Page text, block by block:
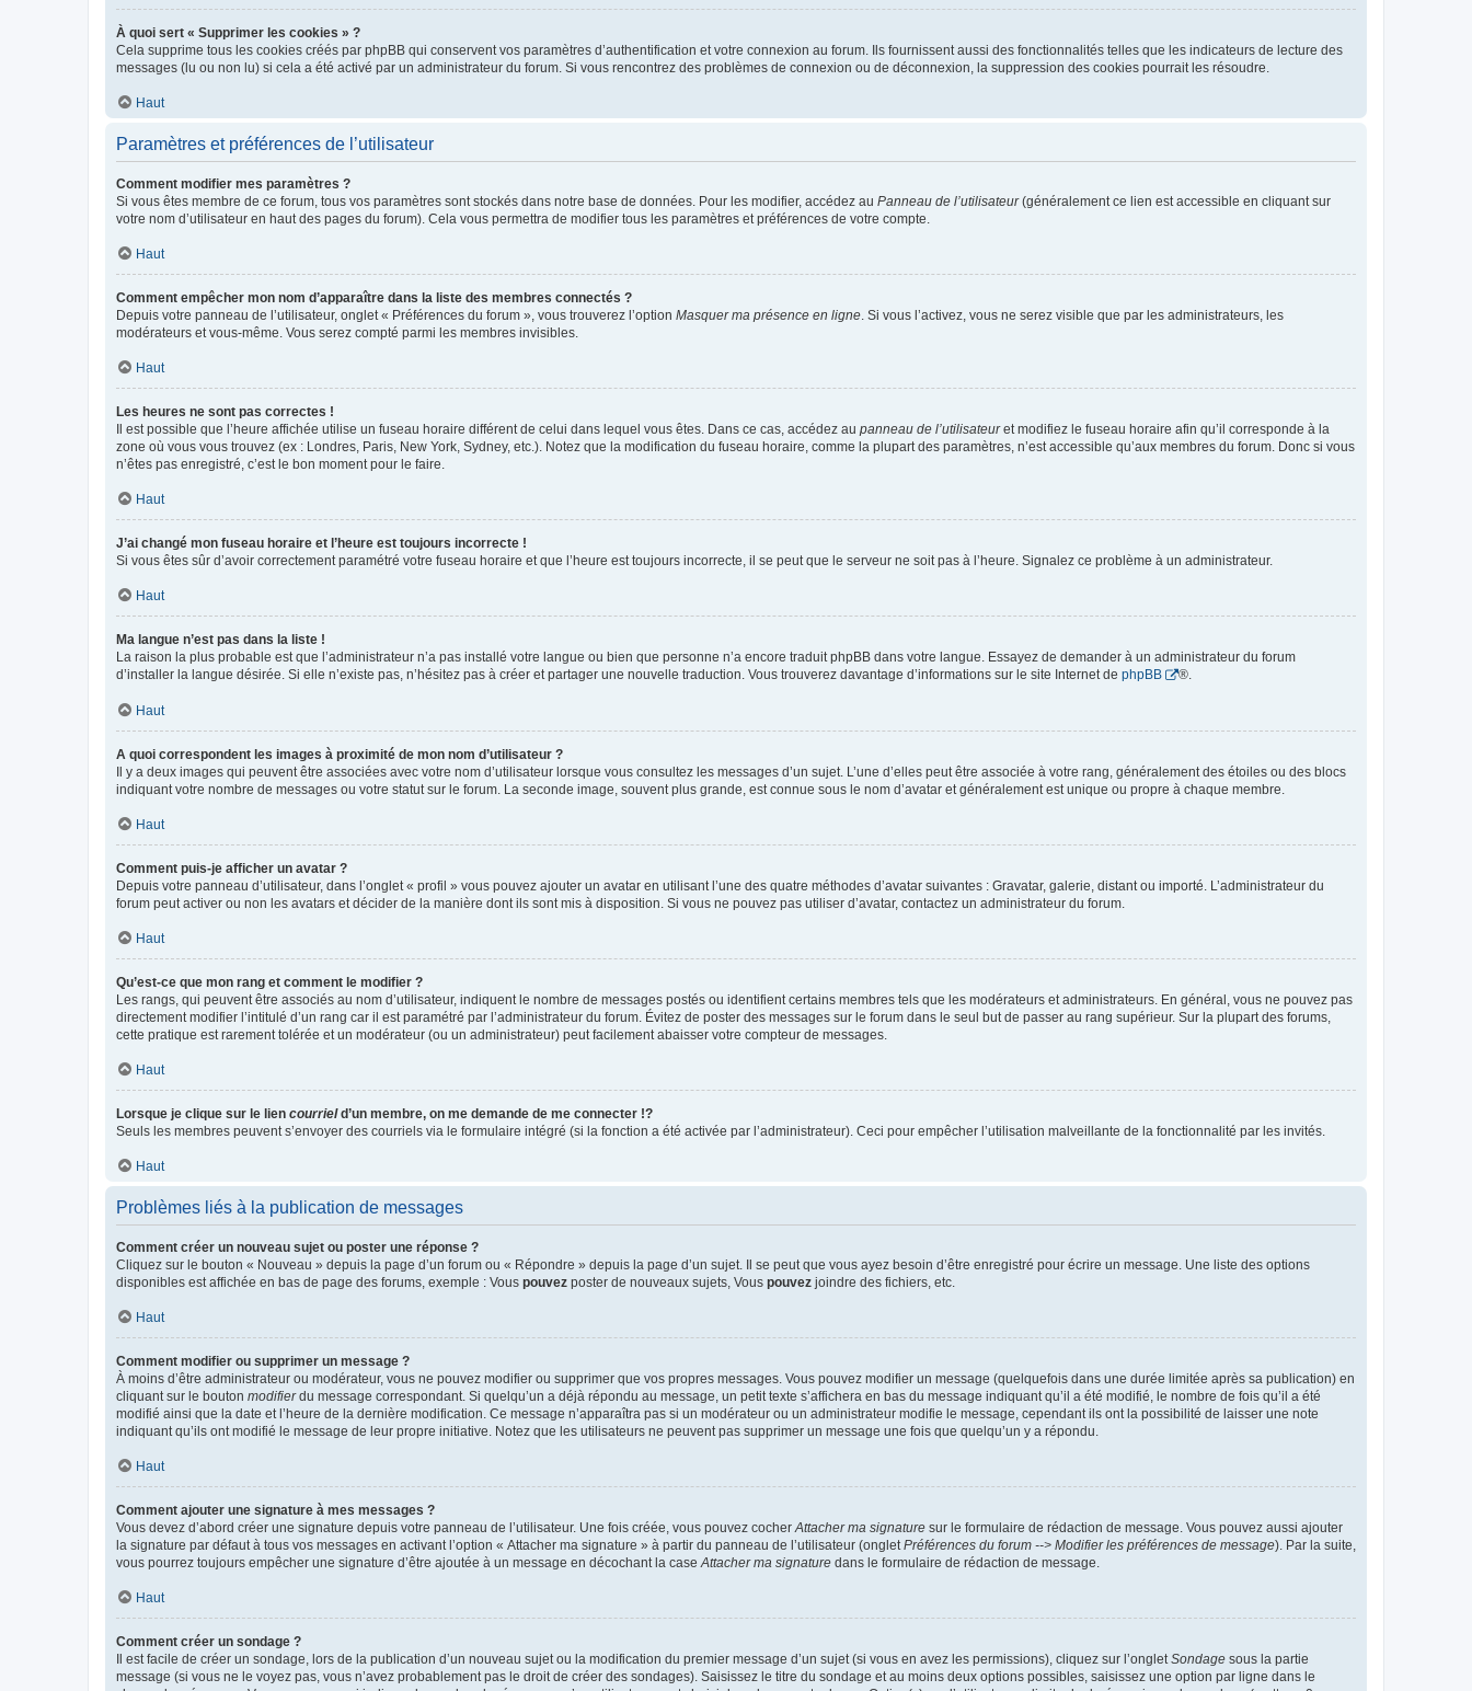
À quoi sert « Supprimer les cookies » ?
Cela supprime tous les cookies créés par phpBB qui conservent vos paramètres d’authentification et votre connexion au forum. Ils fournissent aussi des fonctionnalités telles que les indicateurs de lecture des
messages (lu ou non lu) si cela a été activé par un administrateur du forum. Si vous rencontrez des problèmes de connexion ou de déconnexion, la suppression des cookies pourrait les résoudre.
Haut
Paramètres et préférences de l’utilisateur
Comment modifier mes paramètres ?
Si vous êtes membre de ce forum, tous vos paramètres sont stockés dans notre base de données. Pour les modifier, accédez au Panneau de l’utilisateur(généralement ce lien est accessible en cliquant sur
votre nom d’utilisateur en haut des pages du forum). Cela vous permettra de modifier tous les paramètres et préférences de votre compte.
Haut
Comment empêcher mon nom d’apparaître dans la liste des membres connectés ?
Depuis votre panneau de l’utilisateur, onglet « Préférences du forum », vous trouverez l’option Masquer ma présence en ligne. Si vous l’activez, vous ne serez visible que par les administrateurs, les
modérateurs et vous-même. Vous serez compté parmi les membres invisibles.
Haut
Les heures ne sont pas correctes !
Il est possible que l’heure affichée utilise un fuseau horaire différent de celui dans lequel vous êtes. Dans ce cas, accédez au panneau de l’utilisateuret modifiez le fuseau horaire afin qu’il corresponde à la
zone où vous vous trouvez (ex : Londres, Paris, New York, Sydney, etc.). Notez que la modification du fuseau horaire, comme la plupart des paramètres, n’est accessible qu’aux membres du forum. Donc si vous
n’êtes pas enregistré, c’est le bon moment pour le faire.
Haut
J’ai changé mon fuseau horaire et l’heure est toujours incorrecte !
Si vous êtes sûr d’avoir correctement paramétré votre fuseau horaire et que l’heure est toujours incorrecte, il se peut que le serveur ne soit pas à l’heure. Signalez ce problème à un administrateur.
Haut
Ma langue n’est pas dans la liste !
La raison la plus probable est que l’administrateur n’a pas installé votre langue ou bien que personne n’a encore traduit phpBB dans votre langue. Essayez de demander à un administrateur du forum
d’installer la langue désirée. Si elle n’existe pas, n’hésitez pas à créer et partager une nouvelle traduction. Vous trouverez davantage d’informations sur le site Internet de phpBB ®.
Haut
A quoi correspondent les images à proximité de mon nom d’utilisateur ?
Il y a deux images qui peuvent être associées avec votre nom d’utilisateur lorsque vous consultez les messages d’un sujet. L’une d’elles peut être associée à votre rang, généralement des étoiles ou des blocs
indiquant votre nombre de messages ou votre statut sur le forum. La seconde image, souvent plus grande, est connue sous le nom d’avatar et généralement est unique ou propre à chaque membre.
Haut
Comment puis-je afficher un avatar ?
Depuis votre panneau d’utilisateur, dans l’onglet « profil » vous pouvez ajouter un avatar en utilisant l’une des quatre méthodes d’avatar suivantes : Gravatar, galerie, distant ou importé. L’administrateur du
forum peut activer ou non les avatars et décider de la manière dont ils sont mis à disposition. Si vous ne pouvez pas utiliser d’avatar, contactez un administrateur du forum.
Haut
Qu’est-ce que mon rang et comment le modifier ?
Les rangs, qui peuvent être associés au nom d’utilisateur, indiquent le nombre de messages postés ou identifient certains membres tels que les modérateurs et administrateurs. En général, vous ne pouvez pas
directement modifier l’intitulé d’un rang car il est paramétré par l’administrateur du forum. Évitez de poster des messages sur le forum dans le seul but de passer au rang supérieur. Sur la plupart des forums,
cette pratique est rarement tolérée et un modérateur (ou un administrateur) peut facilement abaisser votre compteur de messages.
Haut
Lorsque je clique sur le lien courrield’un membre, on me demande de me connecter !?
Seuls les membres peuvent s’envoyer des courriels via le formulaire intégré (si la fonction a été activée par l’administrateur). Ceci pour empêcher l’utilisation malveillante de la fonctionnalité par les invités.
Haut
Problèmes liés à la publication de messages
Comment créer un nouveau sujet ou poster une réponse ?
Cliquez sur le bouton « Nouveau » depuis la page d’un forum ou « Répondre » depuis la page d’un sujet. Il se peut que vous ayez besoin d’être enregistré pour écrire un message. Une liste des options
disponibles est affichée en bas de page des forums, exemple : Vous pouvez poster de nouveaux sujets, Vous pouvez joindre des fichiers, etc.
Haut
Comment modifier ou supprimer un message ?
À moins d’être administrateur ou modérateur, vous ne pouvez modifier ou supprimer que vos propres messages. Vous pouvez modifier un message (quelquefois dans une durée limitée après sa publication) en
cliquant sur le bouton modifierdu message correspondant. Si quelqu’un a déjà répondu au message, un petit texte s’affichera en bas du message indiquant qu’il a été modifié, le nombre de fois qu’il a été
modifié ainsi que la date et l’heure de la dernière modification. Ce message n’apparaîtra pas si un modérateur ou un administrateur modifie le message, cependant ils ont la possibilité de laisser une note
indiquant qu’ils ont modifié le message de leur propre initiative. Notez que les utilisateurs ne peuvent pas supprimer un message une fois que quelqu’un y a répondu.
Haut
Comment ajouter une signature à mes messages ?
Vous devez d’abord créer une signature depuis votre panneau de l’utilisateur. Une fois créée, vous pouvez cocherAttacher ma signature sur le formulaire de rédaction de message. Vous pouvez aussi ajouter
la signature par défaut à tous vos messages en activant l’option « Attacher ma signature » à partir du panneau de l’utilisateur (ongletPréférences du forum --> Modifier les préférences de message). Par la suite,
vous pourrez toujours empêcher une signature d’être ajoutée à un message en décochant la caseAttacher ma signature dans le formulaire de rédaction de message.
Haut
Comment créer un sondage ?
Il est facile de créer un sondage, lors de la publication d’un nouveau sujet ou la modification du premier message d’un sujet (si vous en avez les permissions), cliquez sur l’ongletSondage sous la partie
message (si vous ne le voyez pas, vous n’avez probablement pas le droit de créer des sondages). Saisissez le titre du sondage et au moins deux options possibles, saisissez une option par ligne dans le